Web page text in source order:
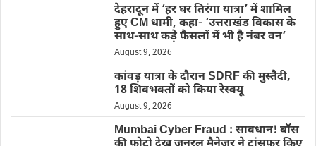
देहरादून में ‘हर घर तिरंगा यात्रा’ में शामिल
हुए CM धामी, कहा- ‘उत्तराखंड विकास के
साथ-साथ कड़े फैसलों में भी है नंबर वन’
August 9, 2026
कांवड़ यात्रा के दौरान SDRF की मुस्तैदी,
18 शिवभक्तों को किया रेस्क्यू
August 9, 2026
Mumbai Cyber Fraud : सावधान! बॉस